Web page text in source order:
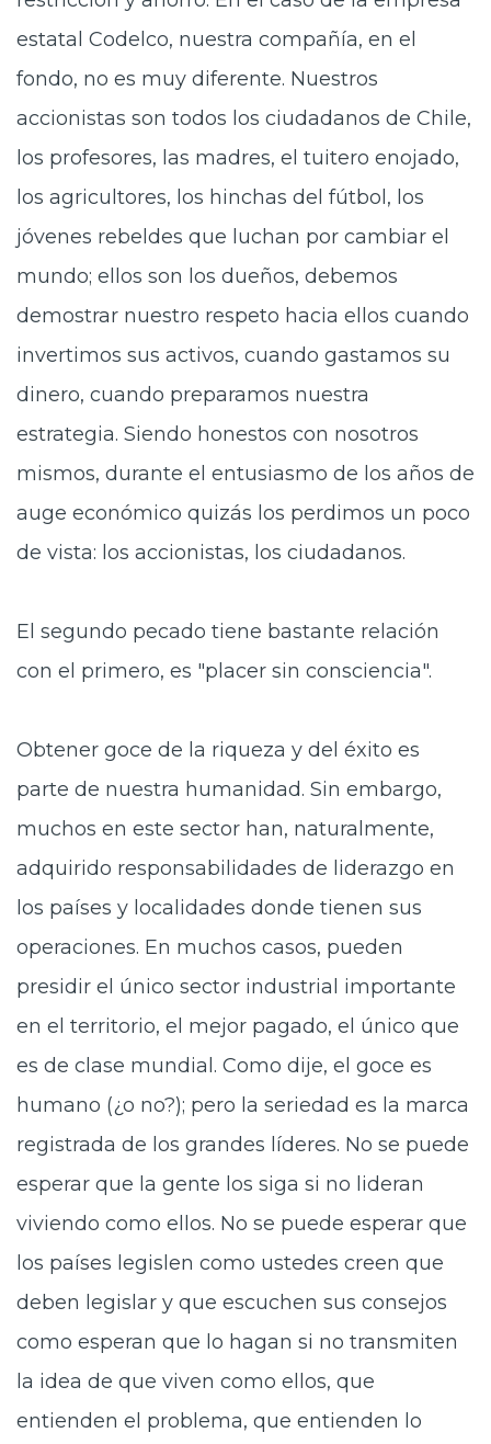
estatal Codelco, nuestra compañía, en el
fondo, no es muy diferente. Nuestros
accionistas son todos los ciudadanos de Chile,
los profesores, las madres, el tuitero enojado,
los agricultores, los hinchas del fútbol, los
jóvenes rebeldes que luchan por cambiar el
mundo; ellos son los dueños, debemos
demostrar nuestro respeto hacia ellos cuando
invertimos sus activos, cuando gastamos su
dinero, cuando preparamos nuestra
estrategia. Siendo honestos con nosotros
mismos, durante el entusiasmo de los años de
auge económico quizás los perdimos un poco
de vista: los accionistas, los ciudadanos.
El segundo pecado tiene bastante relación
con el primero, es "placer sin consciencia".
Obtener goce de la riqueza y del éxito es
parte de nuestra humanidad. Sin embargo,
muchos en este sector han, naturalmente,
adquirido responsabilidades de liderazgo en
los países y localidades donde tienen sus
operaciones. En muchos casos, pueden
presidir el único sector industrial importante
en el territorio, el mejor pagado, el único que
es de clase mundial. Como dije, el goce es
humano (¿o no?); pero la seriedad es la marca
registrada de los grandes líderes. No se puede
esperar que la gente los siga si no lideran
viviendo como ellos. No se puede esperar que
los países legislen como ustedes creen que
deben legislar y que escuchen sus consejos
como esperan que lo hagan si no transmiten
la idea de que viven como ellos, que
entienden el problema, que entienden lo